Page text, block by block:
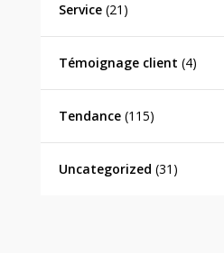
Service(21)
Témoignage client (4)
Tendance(115)
Uncategorized (31)